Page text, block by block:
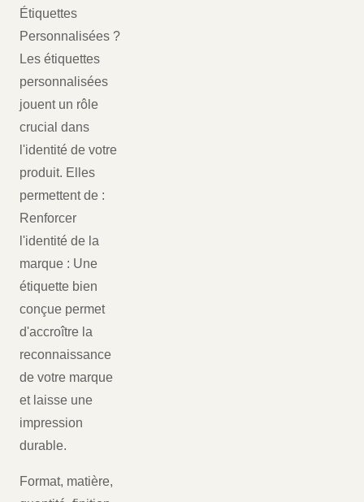
Étiquettes
Personnalisées ?
Les étiquettes
personnalisées
jouent un rôle
crucial dans
l'identité de votre
produit. Elles
permettent de :
Renforcer
l'identité de la
marque : Une
étiquette bien
conçue permet
d'accroître la
reconnaissance
de votre marque
et laisse une
impression
durable.
Format, matière,